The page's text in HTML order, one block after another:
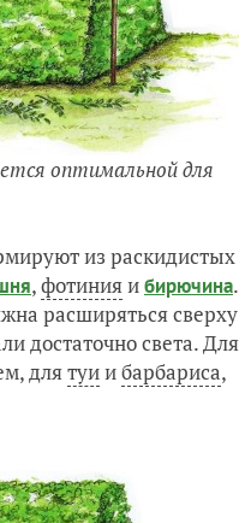
оптимальной для
из раскидистых
,фотинияибирючина.
расширяться сверху
достаточно света. Для
длятуиибарбариса,